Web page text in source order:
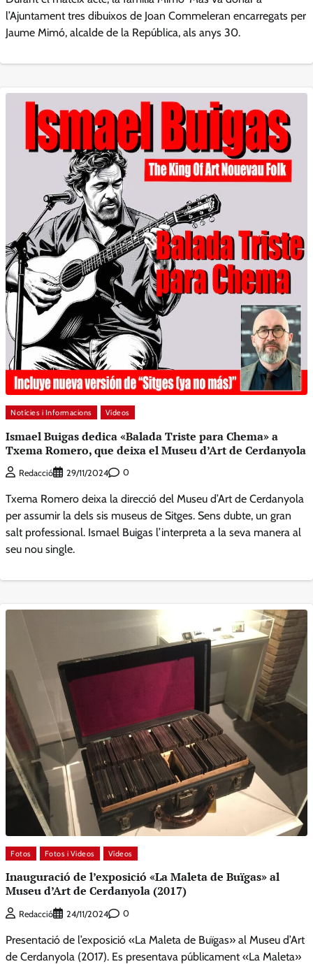
l’Ajuntament tres dibuixos de Joan Commeleran encarregats per
Jaume Mimó, alcalde de la República, als anys 30.
Notícies i Informacions Vídeos
Ismael Buigas dedica «Balada Triste para Chema» a
Txema Romero, que deixa el Museu d’Art de Cerdanyola
Redacció 29/11/2024 0
Txema Romero deixa la direcció del Museu d’Art de Cerdanyola
per assumir la dels sis museus de Sitges. Sens dubte, un gran
salt professional. Ismael Buigas l’interpreta a la seva manera al
seu nou single.
Fotos Fotos i Videos Vídeos
Inauguració de l’exposició «La Maleta de Buïgas» al
Museu d’Art de Cerdanyola (2017)
Redacció 24/11/2024 0
Presentació de l’exposició «La Maleta de Buïgas» al Museu d’Art
de Cerdanyola (2017). Es presentava públicament «La Maleta»